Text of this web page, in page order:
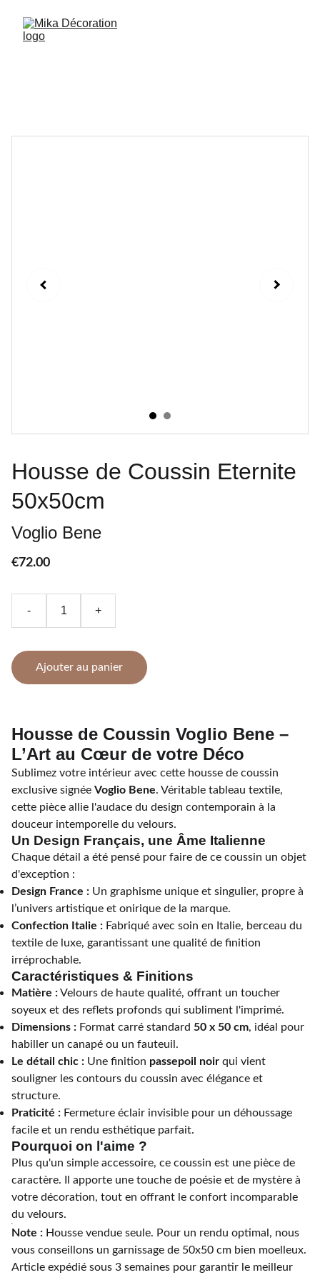
Housse de Coussin Eternite
50x50cm
Voglio Bene
€72.00
- +
Ajouter au panier
Housse de Coussin Voglio Bene –
L’Art au Cœur de votre Déco
Sublimez votre intérieur avec cette housse de coussin
exclusive signée Voglio Bene. Véritable tableau textile,
cette pièce allie l'audace du design contemporain à la
douceur intemporelle du velours.
Un Design Français, une Âme Italienne
Chaque détail a été pensé pour faire de ce coussin un objet
d'exception :
Design France : Un graphisme unique et singulier, propre à
l’univers artistique et onirique de la marque.
Confection Italie : Fabriqué avec soin en Italie, berceau du
textile de luxe, garantissant une qualité de finition
irréprochable.
Caractéristiques & Finitions
Matière :Velours de haute qualité, offrant un toucher
soyeux et des reflets profonds qui subliment l'imprimé.
Dimensions : Format carré standard 50 x 50 cm, idéal pour
habiller un canapé ou un fauteuil.
Le détail chic : Une finition passepoil noir qui vient
souligner les contours du coussin avec élégance et
structure.
Praticité : Fermeture éclair invisible pour un déhoussage
facile et un rendu esthétique parfait.
Pourquoi on l'aime ?
Plus qu'un simple accessoire, ce coussin est une pièce de
caractère. Il apporte une touche de poésie et de mystère à
votre décoration, tout en offrant le confort incomparable
du velours.
Note : Housse vendue seule. Pour un rendu optimal, nous
vous conseillons un garnissage de 50x50 cm bien moelleux.
Article expédié sous 3 semaines pour garantir le meilleur